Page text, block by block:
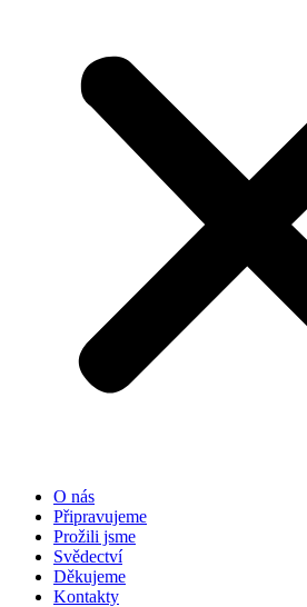
O nás
Připravujeme
Prožili jsme
Svědectví
Děkujeme
Kontakty